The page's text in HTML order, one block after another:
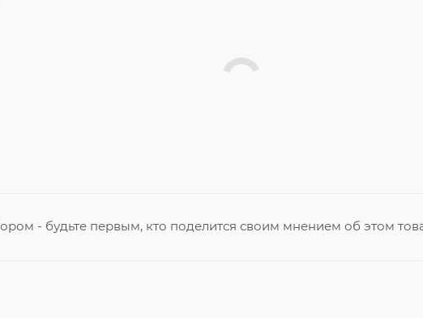
- будьте первым, кто поделится своим мнением об этом